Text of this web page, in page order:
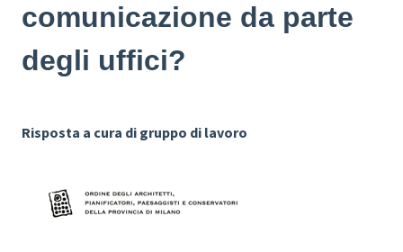
comunicazione da parte
degli uffici?
Risposta a cura di gruppo di lavoro